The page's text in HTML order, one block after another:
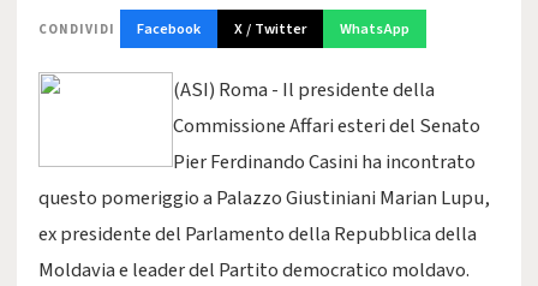
CONDIVIDI Facebook X / Twitter WhatsApp
(ASI) Roma - Il presidente della
Commissione Affari esteri del Senato
Pier Ferdinando Casini ha incontrato
questo pomeriggio a Palazzo Giustiniani Marian Lupu,
ex presidente del Parlamento della Repubblica della
Moldavia e leader del Partito democratico moldavo.